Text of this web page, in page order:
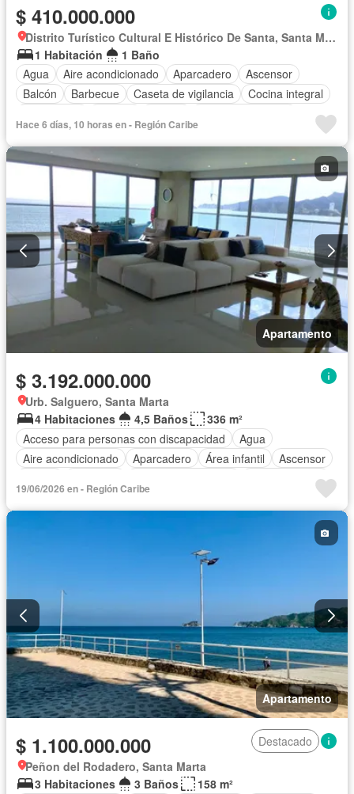
$ 410.000.000
Distrito Turístico Cultural E Histórico De Santa, Santa Marta
1 Habitación
1 Baño
Agua
Aire acondicionado Aparcadero
Ascensor
Balcón
Barbecue Caseta de vigilancia
Cocina integral
Tanque de agua
Terraza Vista panorámica
Hace 6 días, 10 horas en - Región Caribe
Apartamento
$ 3.192.000.000
Urb. Salguero, Santa Marta
4 Habitaciones
4,5 Baños
336 m²
Acceso para personas con discapacidad
Agua
Aire acondicionado
Aparcadero Área infantil
Ascensor
Cocina integral
Cuarto de servicio
Gas natural
Sauna
19/06/2026 en - Región Caribe
Apartamento
$ 1.100.000.000
Destacado
Peñon del Rodadero, Santa Marta
3 Habitaciones
3 Baños
158 m²